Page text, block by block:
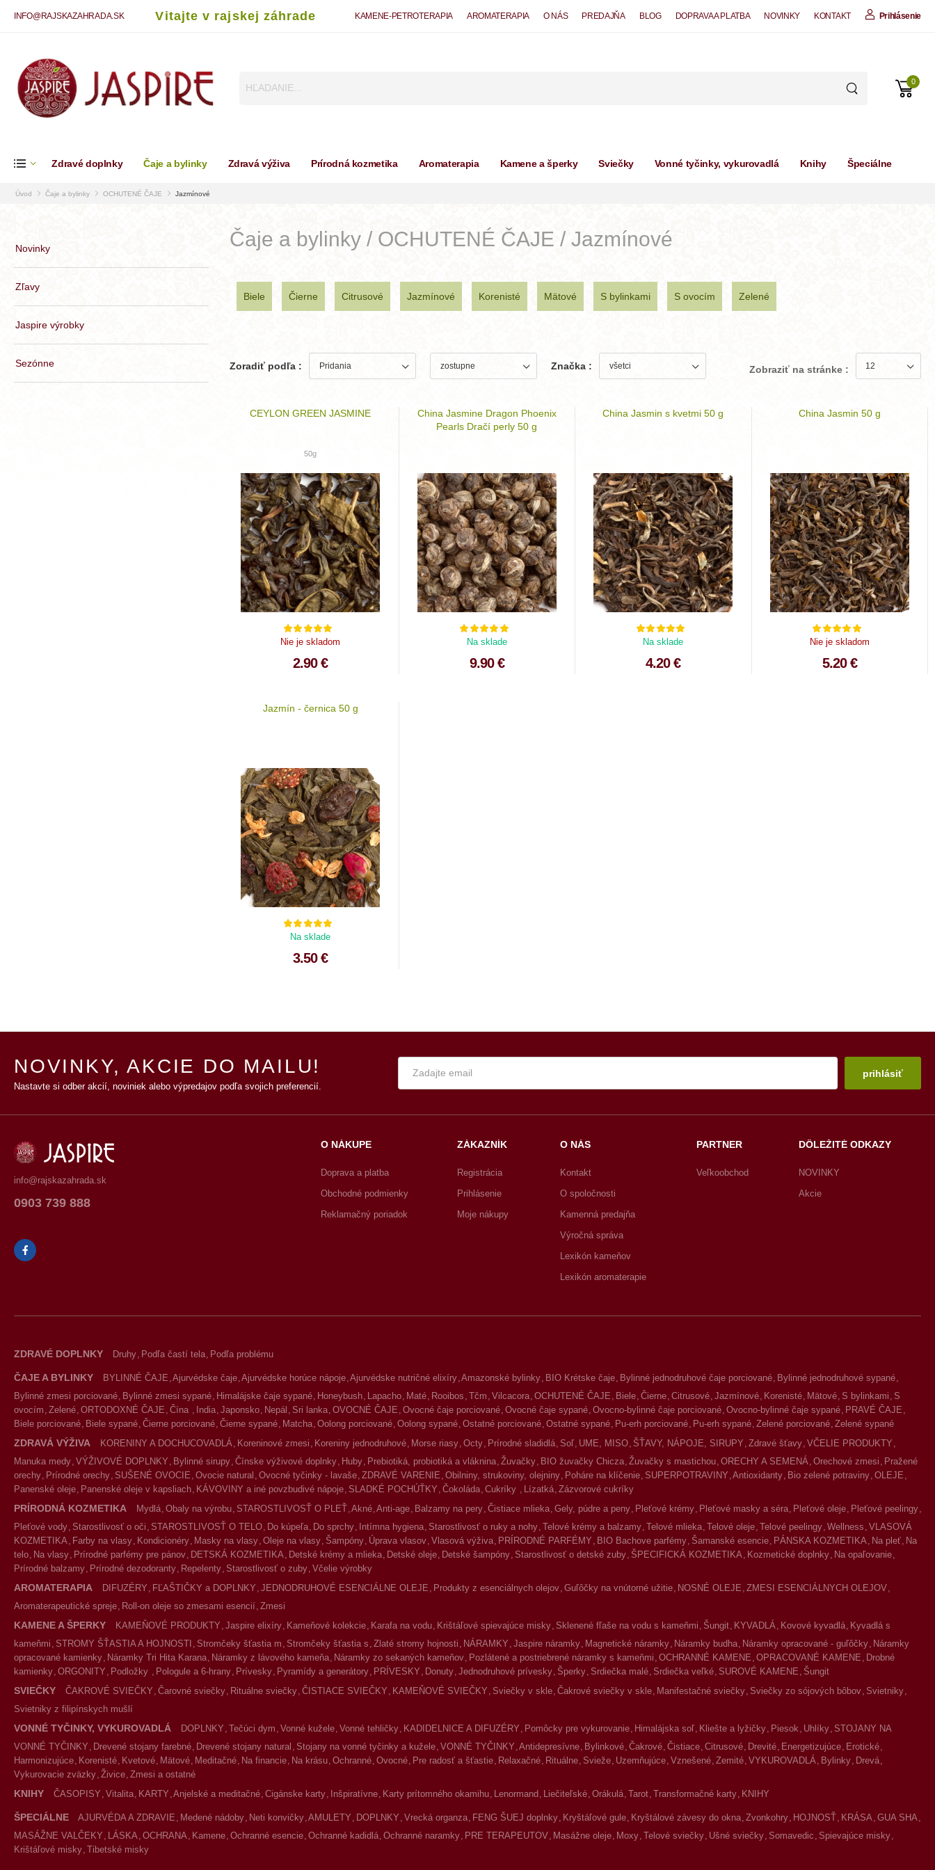
INFO@RAJSKAZAHRADA.SK Vitajte v rajskej záhrade KAMENE-PETROTERAPIA AROMATERAPIA O NÁS PREDAJŇA BLOG DOPRAVA A PLATBA NOVINKY KONTAKT Prihlásenie
0
Zdravé doplnky Čaje a bylinky Zdravá výživa Prírodná kozmetika Aromaterapia Kamene a šperky Sviečky Vonné tyčinky, vykurovadlá Knihy Špeciálne
Úvod Čaje a bylinky OCHUTENÉ ČAJE Jazmínové
Novinky
Zľavy
Jaspire výrobky
Sezónne
Čaje a bylinky / OCHUTENÉ ČAJE / Jazmínové
Biele Čierne Citrusové Jazmínové Korenisté Mätové S bylinkami S ovocím Zelené
Zoradiť podľa : Značka : Zobraziť na stránke :
CEYLON GREEN JASMINE
50g
Nie je skladom
2.90 €
China Jasmine Dragon Phoenix
Pearls Dračí perly 50 g
Na sklade
9.90 €
China Jasmin s kvetmi 50 g
Na sklade
4.20 €
China Jasmin 50 g
Nie je skladom
5.20 €
Jazmín - černica 50 g
Na sklade
3.50 €
NOVINKY, AKCIE DO MAILU!
Nastavte si odber akcií, noviniek alebo výpredajov podľa svojich preferencií.
prihlásiť
info@rajskazahrada.sk
0903 739 888
O NÁKUPE
Doprava a platba
Obchodné podmienky
Reklamačný poriadok
ZÁKAZNÍK
Registrácia
Prihlásenie
Moje nákupy
O NÁS
Kontakt
O spoločnosti
Kamenná predajňa
Výročná správa
Lexikón kameňov
Lexikón aromaterapie
PARTNER
Veľkoobchod
DÔLEŽITÉ ODKAZY
NOVINKY
Akcie
ZDRAVÉ DOPLNKY Druhy Podľa častí tela Podľa problému
ČAJE A BYLINKY BYLINNÉ ČAJE Ajurvédske čaje Ajurvédske horúce nápoje Ajurvédske nutričné elixíry Amazonské bylinky BIO Krétske čaje Bylinné jednodruhové čaje porciované Bylinné jednodruhové sypané
Bylinné zmesi porciované Bylinné zmesi sypané Himalájske čaje sypané Honeybush Lapacho Maté Rooibos Tčm Vilcacora OCHUTENÉ ČAJE Biele Čierne Citrusové Jazmínové Korenisté Mätové S bylinkami S
ovocím Zelené ORTODOXNÉ ČAJE Čína India Japonsko Nepál Sri lanka OVOCNÉ ČAJE Ovocné čaje porciované Ovocné čaje sypané Ovocno-bylinné čaje porciované Ovocno-bylinné čaje sypané PRAVÉ ČAJE
Biele porciované Biele sypané Čierne porciované Čierne sypané Matcha Oolong porciované Oolong sypané Ostatné porciované Ostatné sypané Pu-erh porciované Pu-erh sypané Zelené porciované Zelené sypané
ZDRAVÁ VÝŽIVA KORENINY A DOCHUCOVADLÁ Koreninové zmesi Koreniny jednodruhové Morse riasy Octy Prírodné sladidlá Soľ UME, MISO ŠŤAVY, NÁPOJE, SIRUPY Zdravé šťavy VČELIE PRODUKTY
Manuka medy VÝŽIVOVÉ DOPLNKY Bylinné sirupy Čínske výživové doplnky Huby Prebiotiká, probiotiká a vláknina Žuvačky BIO žuvačky Chicza Žuvačky s mastichou ORECHY A SEMENÁ Orechové zmesi
Pražené
orechy Prírodné orechy SUŠENÉ OVOCIE Ovocie natural Ovocné tyčinky - lavaše ZDRAVÉ VARENIE Obilniny, strukoviny, olejniny Poháre na klíčenie SUPERPOTRAVINY Antioxidanty Bio zelené potraviny OLEJE
Panenské oleje Panenské oleje v kapsliach KÁVOVINY a iné povzbudivé nápoje SLADKÉ POCHÚŤKY Čokoláda Cukríky Lízatká Zázvorové cukríky
PRÍRODNÁ KOZMETIKA Mydlá Obaly na výrobu STAROSTLIVOSŤ O PLEŤ Akné Anti-age Balzamy na pery Čistiace mlieka Gely, púdre a peny Pleťové krémy Pleťové masky a séra Pleťové oleje Pleťové peelingy
Pleťové vody Starostlivosť o oči STAROSTLIVOSŤ O TELO Do kúpeľa Do sprchy Intímna hygiena Starostlivosť o ruky a nohy Telové krémy a balzamy Telové mlieka Telové oleje Telové peelingy Wellness VLASOVÁ
KOZMETIKA Farby na vlasy Kondicionéry Masky na vlasy Oleje na vlasy Šampóny Úprava vlasov Vlasová výživa PRÍRODNÉ PARFÉMY BIO Bachove parfémy Šamanské esencie PÁNSKA KOZMETIKA Na pleť Na
telo Na vlasy Prírodné parfémy pre pánov DETSKÁ KOZMETIKA Detské krémy a mlieka Detské oleje Detské šampóny Starostlivosť o detské zuby ŠPECIFICKÁ KOZMETIKA Kozmetické doplnky Na opaľovanie
Prírodné balzamy Prírodné dezodoranty Repelenty Starostlivosť o zuby Včelie výrobky
AROMATERAPIA DIFUZÉRY FĽAŠTIČKY a DOPLNKY JEDNODRUHOVÉ ESENCIÁLNE OLEJE Produkty z esenciálnych olejov Guľôčky na vnútorné užitie NOSNÉ OLEJE ZMESI ESENCIÁLNYCH OLEJOV
Aromaterapeutické spreje Roll-on oleje so zmesami esencií Zmesi
KAMENE A ŠPERKY KAMEŇOVÉ PRODUKTY Jaspire elixíry Kameňové kolekcie Karafa na vodu Krištáľové spievajúce misky Sklenené fľaše na vodu s kameňmi Šungit KYVADLÁ Kovové kyvadlá Kyvadlá s
kameňmi STROMY ŠŤASTIA A HOJNOSTI Stromčeky šťastia m Stromčeky šťastia s Zlaté stromy hojnosti NÁRAMKY Jaspire náramky Magnetické náramky Náramky budha Náramky opracované - guľôčky Náramky
opracované kamienky Náramky Tri Hita Karana Náramky z lávového kameňa Náramky zo sekaných kameňov Pozlátené a postriebrené náramky s kameňmi OCHRANNÉ KAMENE OPRACOVANÉ KAMENE
Drobné
kamienky ORGONITY Podložky Pologule a 6-hrany Prívesky Pyramídy a generátory PRÍVESKY Donuty Jednodruhové prívesky Šperky Srdiečka malé Srdiečka veľké SUROVÉ KAMENE Šungit
SVIEČKY ČAKROVÉ SVIEČKY Čarovné sviečky Rituálne sviečky ČISTIACE SVIEČKY KAMEŇOVÉ SVIEČKY Sviečky v skle Čakrové sviečky v skle Manifestačné sviečky Sviečky zo sójových bôbov Svietniky
Svietniky z filipínskych mušlí
VONNÉ TYČINKY, VYKUROVADLÁ DOPLNKY Tečúci dym Vonné kužele Vonné tehličky KADIDELNICE A DIFUZÉRY Pomôcky pre vykurovanie Himalájska soľ Kliešte a lyžičky Piesok Uhlíky STOJANY NA
VONNÉ TYČINKY
Drevené stojany farebné Drevené stojany natural Stojany na vonné tyčinky a kužele VONNÉ TYČINKY Antidepresívne Bylinkové Čakrové Čistiace Citrusové Drevité Energetizujúce Erotické
Harmonizujúce Korenisté Kvetové Mätové Meditačné Na financie Na krásu Ochranné Ovocné Pre radosť a šťastie Relaxačné Rituálne Svieže Uzemňujúce Vznešené Zemité VYKUROVADLÁ Bylinky Drevá
Vykurovacie zväzky Živice Zmesi a ostatné
KNIHY ČASOPISY Vitalita KARTY Anjelské a meditačné Cigánske karty Inšpiratívne Karty prítomného okamihu Lenormand Liečiteľské Orákulá Tarot Transformačné karty KNIHY
ŠPECIÁLNE AJURVÉDA A ZDRAVIE Medené nádoby Neti konvičky AMULETY DOPLNKY Vrecká organza FENG ŠUEJ doplnky Kryštáľové gule Kryštálové závesy do okna Zvonkohry HOJNOSŤ KRÁSA GUA SHA
MASÁŽNE VALČEKY
LÁSKA OCHRANA Kamene Ochranné esencie Ochranné kadidlá Ochranné naramky PRE TERAPEUTOV Masážne oleje Moxy Telové sviečky Ušné sviečky Somavedic Spievajúce misky
Krištáľové misky Tibetské misky